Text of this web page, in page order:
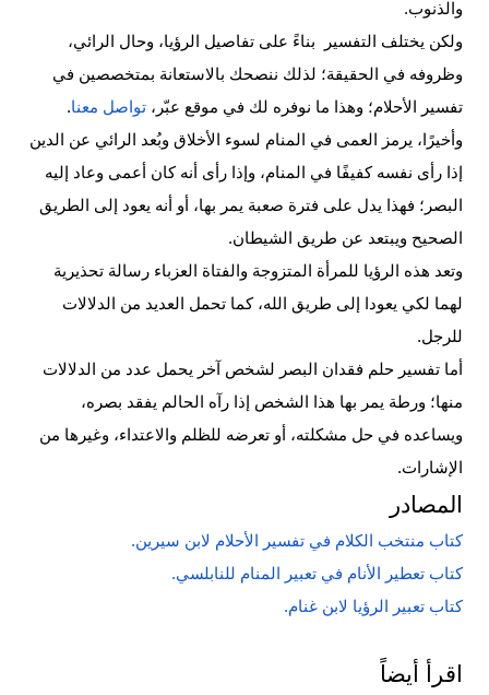
والذنوب.
ولكن يختلف التفسير بناءً على تفاصيل الرؤيا، وحال الرائي،
وظروفه في الحقيقة؛ لذلك ننصحك بالاستعانة بمتخصصين في
تفسير الأحلام؛ وهذا ما نوفره لك في موقع عبّر، تواصل معنا.
وأخيرًا، يرمز العمى في المنام لسوء الأخلاق وبُعد الرائي عن الدين
إذا رأى نفسه كفيفًا في المنام، وإذا رأى أنه كان أعمى وعاد إليه
البصر؛ فهذا يدل على فترة صعبة يمر بها، أو أنه يعود إلى الطريق
الصحيح ويبتعد عن طريق الشيطان.
وتعد هذه الرؤيا للمرأة المتزوجة والفتاة العزباء رسالة تحذيرية
لهما لكي يعودا إلى طريق الله، كما تحمل العديد من الدلالات
للرجل.
أما تفسير حلم فقدان البصر لشخص آخر يحمل عدد من الدلالات
منها؛ ورطة يمر بها هذا الشخص إذا رآه الحالم يفقد بصره،
ويساعده في حل مشكلته، أو تعرضه للظلم والاعتداء، وغيرها من
الإشارات.
المصادر
كتاب منتخب الكلام في تفسير الأحلام لابن سيرين.
كتاب تعطير الأنام في تعبير المنام للنابلسي.
كتاب تعبير الرؤيا لابن غنام.
اقرأ أيضاً